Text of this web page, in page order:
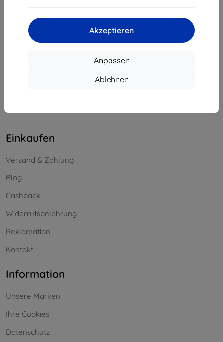
Akzeptieren
Anpassen
Ablehnen
info@top4mobile.eu
Einkaufen
Versand & Zahlung
Blog
Cashback
Widerrufsbelehrung
Reklamation
Kontakt
Information
Unsere Marken
Ihre Cookies
Datenschutz